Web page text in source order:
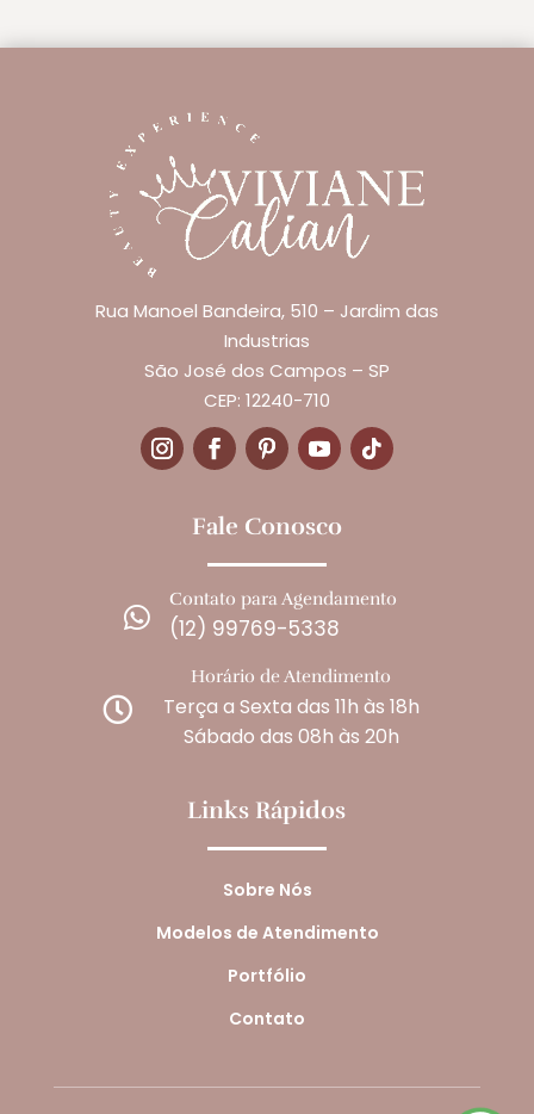
Rua Manoel Bandeira, 510 – Jardim das
Industrias
São José dos Campos – SP
CEP: 12240-710
Fale Conosco

Contato para Agendamento
(12) 99769-5338

Horário de Atendimento
Terça a Sexta das 11h às 18h
Sábado das 08h às 20h
Links Rápidos
Sobre Nós
Modelos de Atendimento
Portfólio
Contato